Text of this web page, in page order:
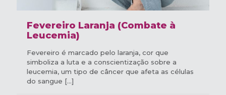
Fevereiro Laranja (Combate à
Leucemia)
Fevereiro é marcado pelo laranja, cor que
simboliza a luta e a conscientização sobre a
leucemia, um tipo de câncer que afeta as células
do sangue […]